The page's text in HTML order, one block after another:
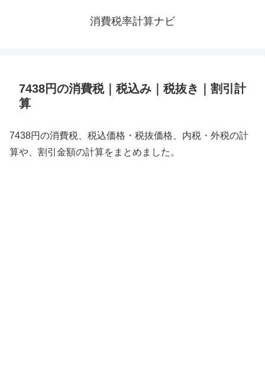
消費税率計算ナビ
7438円の消費税｜税込み｜税抜き｜割引計
算
7438円の消費税、税込価格・税抜価格、内税・外税の計
算や、割引金額の計算をまとめました。